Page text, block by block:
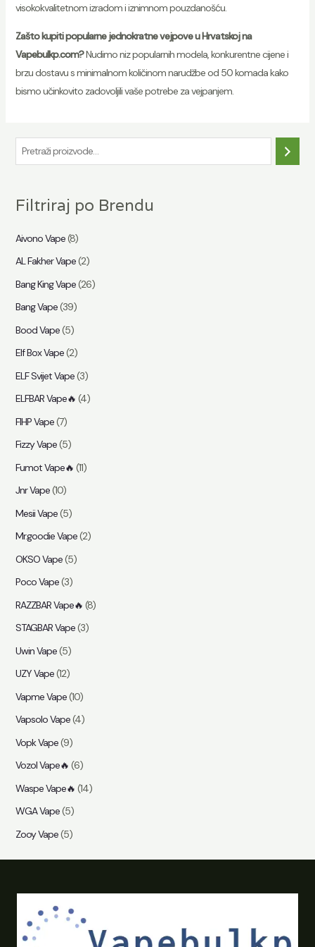
visokokvalitetnom izradom i iznimnom pouzdanošću.
Zašto kupiti popularne jednokratne vejpove u Hrvatskoj na
Vapebulkp.com?Nudimo niz popularnih modela, konkurentne cijene i
brzu dostavu s minimalnom količinom narudžbe od 50 komada kako
bismo učinkovito zadovoljili vaše potrebe za vejpanjem.
r
a
ž
i
Filtriraj po Brendu
Aivono Vape(8)
AL Fakher Vape(2)
Bang King Vape(26)
Bang Vape(39)
Bood Vape(5)
Elf Box Vape(2)
ELF Svijet Vape(3)
ELFBAR Vape🔥 (4)
FIHP Vape(7)
Fizzy Vape(5)
Fumot Vape🔥 (11)
Jnr Vape(10)
Mesii Vape(5)
Mr.goodie Vape(2)
OKSO Vape(5)
Poco Vape(3)
RAZZBAR Vape🔥 (8)
STAGBAR Vape(3)
Uwin Vape(5)
UZY Vape(12)
Vapme Vape(10)
Vapsolo Vape(4)
Vopk Vape(9)
Vozol Vape🔥 (6)
Waspe Vape🔥 (14)
WGA Vape(5)
Zooy Vape(5)